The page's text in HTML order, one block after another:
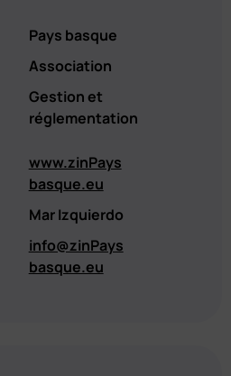
Pays basque
Association
Gestion et
réglementation
www.zinPays
basque.eu
Mar Izquierdo
info@zinPays
basque.eu